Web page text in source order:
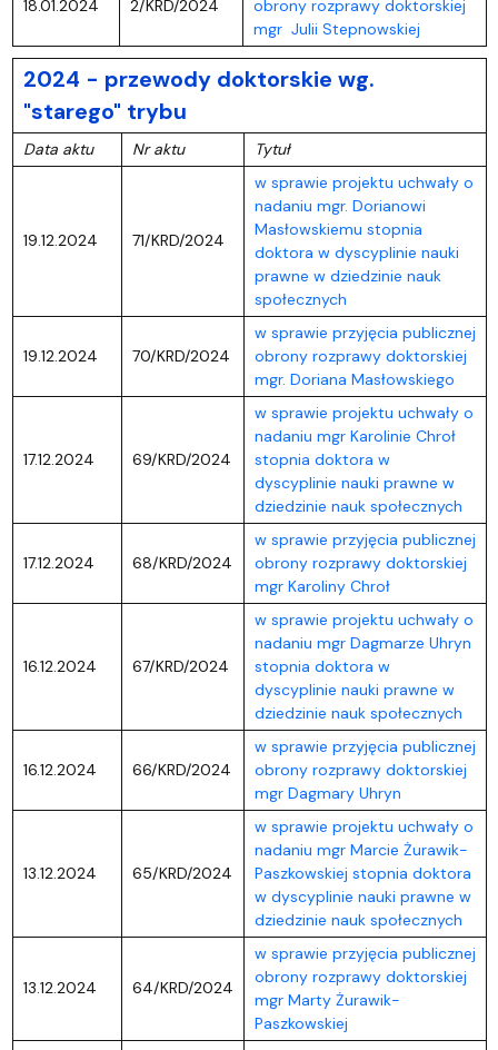
18.01.2024 2/KRD/2024
obrony rozprawy doktorskiej
mgr Julii Stepnowskiej
2024 - przewody doktorskie wg.
"starego" trybu
Data aktu Nr aktu Tytuł
19.12.2024 71/KRD/2024
w sprawie projektu uchwały o
nadaniu mgr. Dorianowi
Masłowskiemu stopnia
doktora w dyscyplinie nauki
prawne w dziedzinie nauk
społecznych
19.12.2024 70/KRD/2024
w sprawie przyjęcia publicznej
obrony rozprawy doktorskiej
mgr. Doriana Masłowskiego
17.12.2024 69/KRD/2024
w sprawie projektu uchwały o
nadaniu mgr Karolinie Chroł
stopnia doktora w
dyscyplinie nauki prawne w
dziedzinie nauk społecznych
17.12.2024 68/KRD/2024
w sprawie przyjęcia publicznej
obrony rozprawy doktorskiej
mgr Karoliny Chroł
16.12.2024 67/KRD/2024
w sprawie projektu uchwały o
nadaniu mgr Dagmarze Uhryn
stopnia doktora w
dyscyplinie nauki prawne w
dziedzinie nauk społecznych
16.12.2024 66/KRD/2024
w sprawie przyjęcia publicznej
obrony rozprawy doktorskiej
mgr Dagmary Uhryn
13.12.2024 65/KRD/2024
w sprawie projektu uchwały o
nadaniu mgr Marcie Żurawik-
Paszkowskiej stopnia doktora
w dyscyplinie nauki prawne w
dziedzinie nauk społecznych
13.12.2024 64/KRD/2024
w sprawie przyjęcia publicznej
obrony rozprawy doktorskiej
mgr Marty Żurawik-
Paszkowskiej